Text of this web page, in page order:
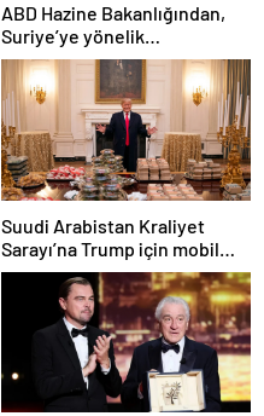
ABD Hazine Bakanlığından,
Suriye’ye yönelik
yaptırımların hafifletilmesi
için adım
Suudi Arabistan Kraliyet
Sarayı’na Trump için mobil
McDonald’s şubesi kuruldu